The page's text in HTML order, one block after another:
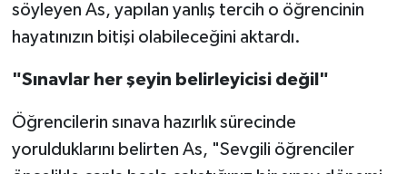
söyleyen As, yapılan yanlış tercih o öğrencinin
hayatınızın bitişi olabileceğini aktardı.
"Sınavlar her şeyin belirleyicisi değil"
Öğrencilerin sınava hazırlık sürecinde
yorulduklarını belirten As, "Sevgili öğrenciler